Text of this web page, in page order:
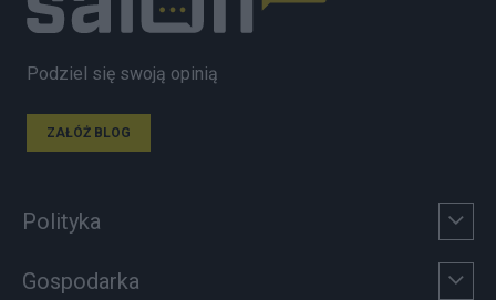
Podziel się swoją opinią
ZAŁÓŻ BLOG
Polityka
Gospodarka